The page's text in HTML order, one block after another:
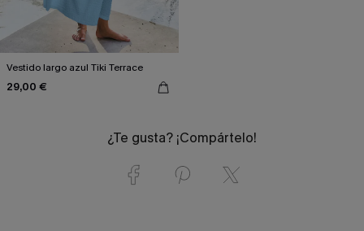
Vestido largo azul Tiki Terrace
29,00 €
¿Te gusta? ¡Compártelo!